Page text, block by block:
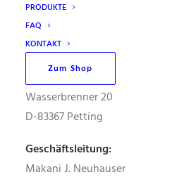
PRODUKTE
FAQ
KONTAKT
Zum Shop
Angaben gemäß § 5 TMG:
NEUHAUSER Kompressoren &
Wasserbrenner 20
D-83367 Petting
Geschäftsleitung:
Makani J. Neuhauser